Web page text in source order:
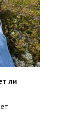
ли